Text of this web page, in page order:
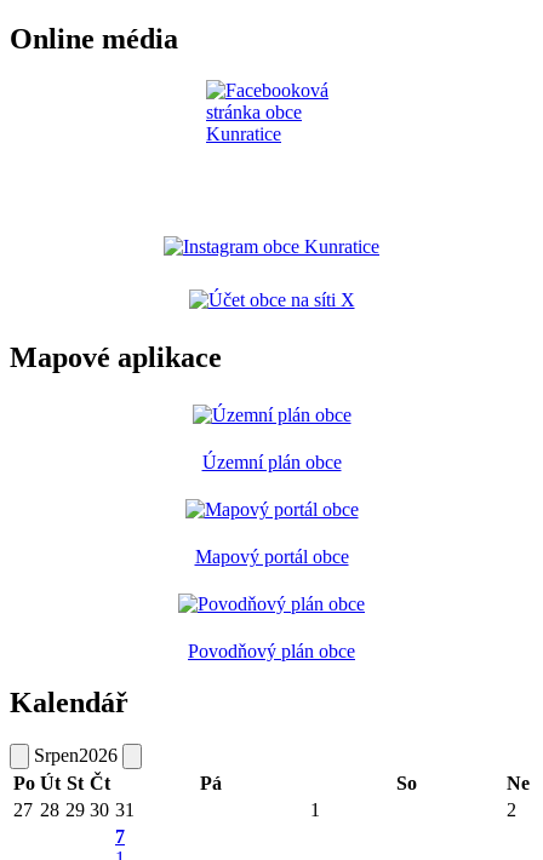
Online média
Mapové aplikace
Územní plán obce
Mapový portál obce
Povodňový plán obce
Kalendář
Srpen2026
Po Út St Čt Pá So
Ne
27 28 29 30 31 1
2
7